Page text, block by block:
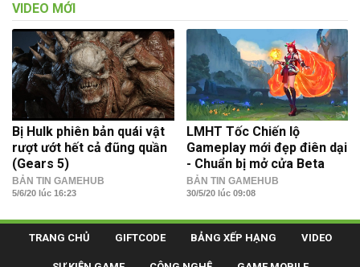
VIDEO MỚI
Bị Hulk phiên bản quái vật
rượt ướt hết cả đũng quần
(Gears 5)
BẢN TIN GAMEHUB
5/6/20 lúc 16:23
LMHT Tốc Chiến lộ
Gameplay mới đẹp điên dại
- Chuẩn bị mở cửa Beta
BẢN TIN GAMEHUB
30/5/20 lúc 09:08
TRANG CHỦ GIFTCODE BẢNG XẾP HẠNG VIDEO